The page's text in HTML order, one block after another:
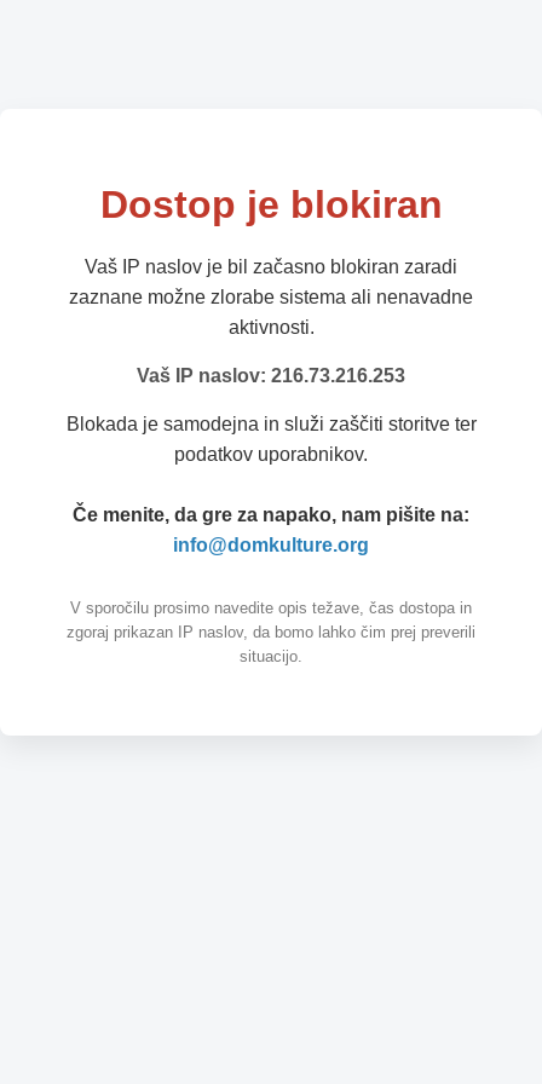
Dostop je blokiran
Vaš IP naslov je bil začasno blokiran zaradi
zaznane možne zlorabe sistema ali nenavadne
aktivnosti.
Vaš IP naslov: 216.73.216.253
Blokada je samodejna in služi zaščiti storitve ter
podatkov uporabnikov.
Če menite, da gre za napako, nam pišite na:
info@domkulture.org
V sporočilu prosimo navedite opis težave, čas dostopa in
zgoraj prikazan IP naslov, da bomo lahko čim prej preverili
situacijo.